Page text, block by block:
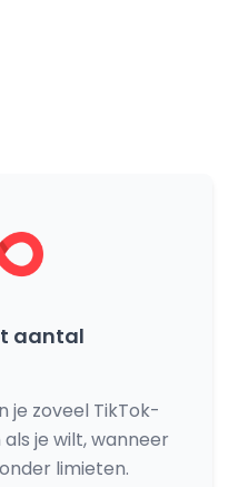
aantal
je zoveel TikTok-
je wilt, wanneer
limieten.